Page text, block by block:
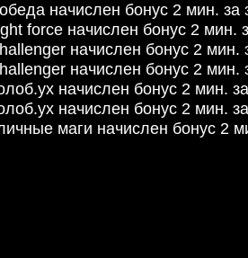
начислен бонус 2 мин. за
force начислен бонус 2 мин.
начислен бонус 2 мин.
начислен бонус 2 мин.
начислен бонус 2 мин.
начислен бонус 2 мин.
маги начислен бонус 2